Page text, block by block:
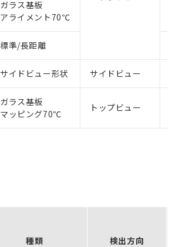
ガラス基板
アライメント70℃
標準/長距離
サイドビュー形状 サイドビュー
ガラス基板
マッピング70℃
トップビュー
種類 検出方向